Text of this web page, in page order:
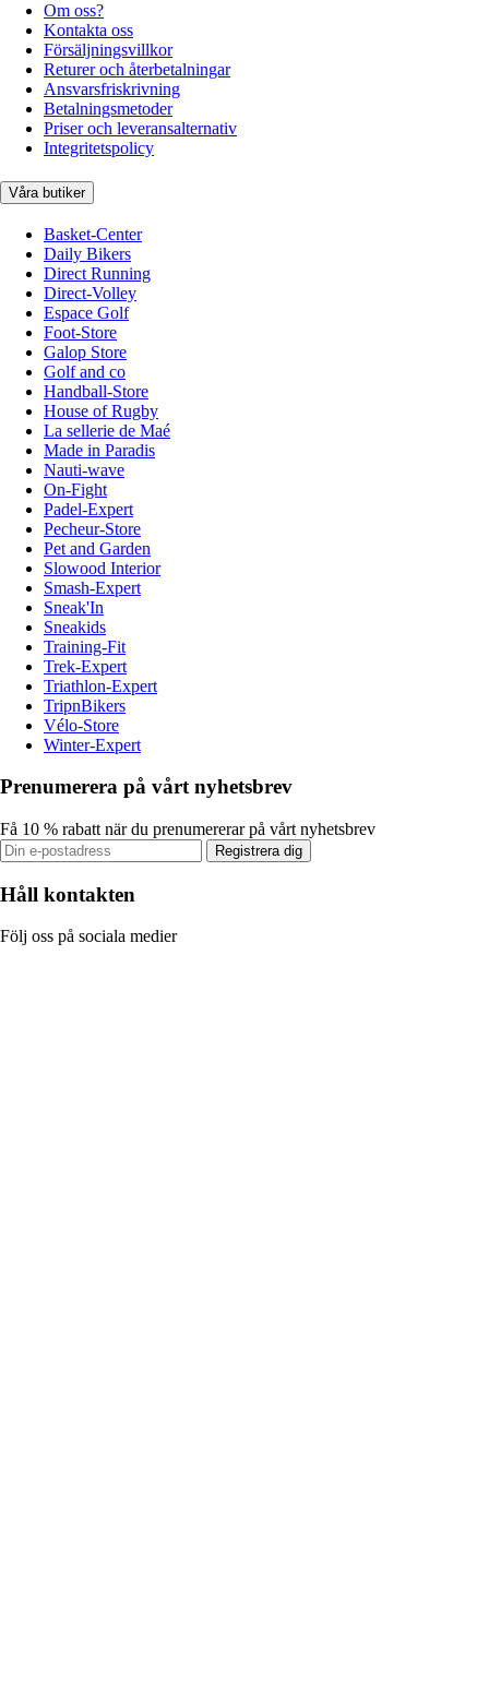
Om oss?
Kontakta oss
Försäljningsvillkor
Returer och återbetalningar
Ansvarsfriskrivning
Betalningsmetoder
Priser och leveransalternativ
Integritetspolicy
Våra butiker
Basket-Center
Daily Bikers
Direct Running
Direct-Volley
Espace Golf
Foot-Store
Galop Store
Golf and co
Handball-Store
House of Rugby
La sellerie de Maé
Made in Paradis
Nauti-wave
On-Fight
Padel-Expert
Pecheur-Store
Pet and Garden
Slowood Interior
Smash-Expert
Sneak'In
Sneakids
Training-Fit
Trek-Expert
Triathlon-Expert
TripnBikers
Vélo-Store
Winter-Expert
Prenumerera på vårt nyhetsbrev
Få 10 % rabatt när du prenumererar på vårt nyhetsbrev
Registrera dig
Håll kontakten
Följ oss på sociala medier